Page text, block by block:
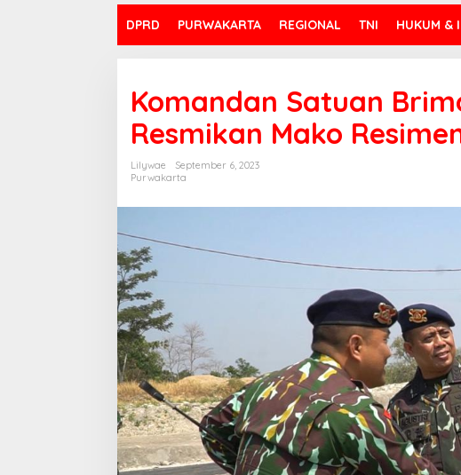
DPRD PURWAKARTA REGIONAL TNI HUKUM &
Komandan Satuan
Resmikan Mako
Lilywae
September 6, 2023
Purwakarta